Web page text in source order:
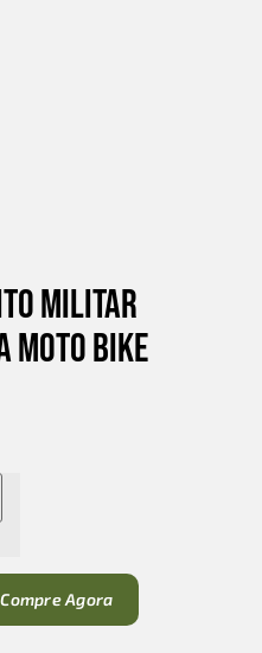
Militar
Moto Bike
Compre Agora